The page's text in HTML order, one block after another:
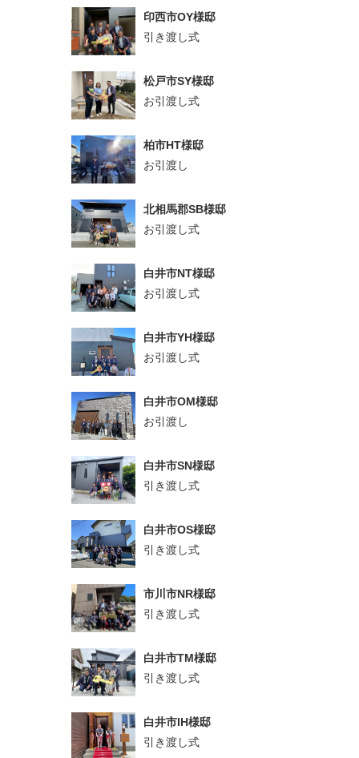
印西市OY様邸
引き渡し式
松戸市SY様邸
お引渡し式
柏市HT様邸
お引渡し
北相馬郡SB様邸
お引渡し式
白井市NT様邸
お引渡し式
白井市YH様邸
お引渡し式
白井市OM様邸
お引渡し
白井市SN様邸
引き渡し式
白井市OS様邸
引き渡し式
市川市NR様邸
引き渡し式
白井市TM様邸
引き渡し式
白井市IH様邸
引き渡し式